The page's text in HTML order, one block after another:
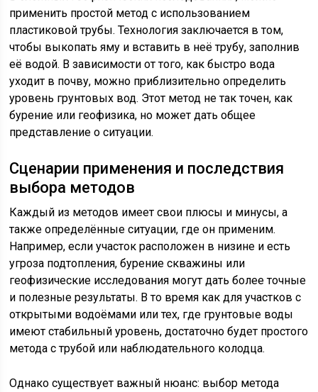
применить простой метод с использованием
пластиковой трубы. Технология заключается в том,
чтобы выкопать яму и вставить в неё трубу, заполнив
её водой. В зависимости от того, как быстро вода
уходит в почву, можно приблизительно определить
уровень грунтовых вод. Этот метод не так точен, как
бурение или геофизика, но может дать общее
представление о ситуации.
Сценарии применения и последствия
выбора методов
Каждый из методов имеет свои плюсы и минусы, а
также определённые ситуации, где он применим.
Например, если участок расположен в низине и есть
угроза подтопления, бурение скважины или
геофизические исследования могут дать более точные
и полезные результаты. В то время как для участков с
открытыми водоёмами или тех, где грунтовые воды
имеют стабильный уровень, достаточно будет простого
метода с трубой или наблюдательного колодца.
Однако существует важный нюанс: выбор метода